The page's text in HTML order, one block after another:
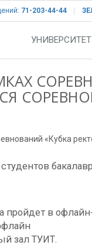
71-203-44-44
УНИВЕРСИТЕТ
«Кубка
пройдет в
зал ТУИТ.